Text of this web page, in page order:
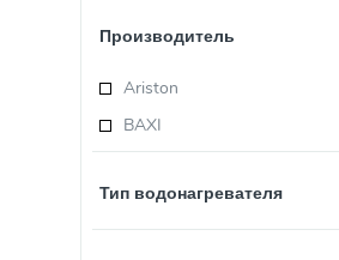
Производитель
Ariston
BAXI
Тип водонагревателя